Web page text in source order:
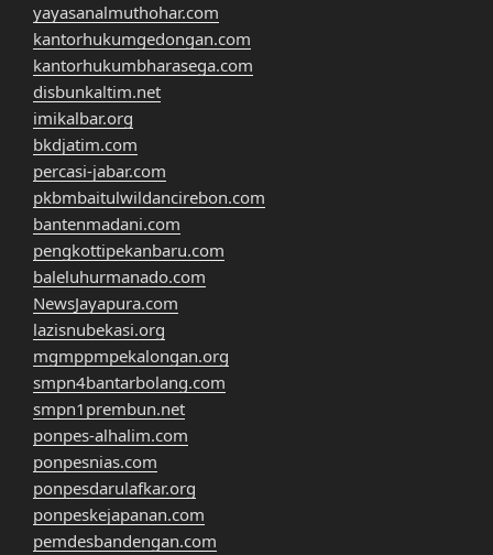
yayasanalmuthohar.com
kantorhukumgedongan.com
kantorhukumbharasega.com
disbunkaltim.net
imikalbar.org
bkdjatim.com
percasi-jabar.com
pkbmbaitulwildancirebon.com
bantenmadani.com
pengkottipekanbaru.com
baleluhurmanado.com
NewsJayapura.com
lazisnubekasi.org
mgmppmpekalongan.org
smpn4bantarbolang.com
smpn1prembun.net
ponpes-alhalim.com
ponpesnias.com
ponpesdarulafkar.org
ponpeskejapanan.com
pemdesbandengan.com